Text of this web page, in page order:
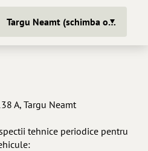
Targu Neamt (schimba oras)
A, Targu Neamt
tehnice periodice pentru